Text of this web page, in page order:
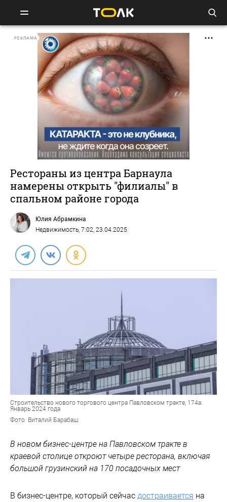
РЕКЛАМА
Рестораны из центра Барнаула
намерены открыть "филиалы" в
спальном районе города
Юлия Абрамкина
Недвижимость, 7:02, 23.04.2025
Строительство нового торгового центра Павловском тракте, 174а.
Январь 2024 года
Фото: Виталий Барабаш
В новом бизнес-центре на Павловском тракте в
краевой столице откроют четыре ресторана, включая
большой грузинский на 170 посадочных мест
В бизнес-центре, который сейчас достраивается на